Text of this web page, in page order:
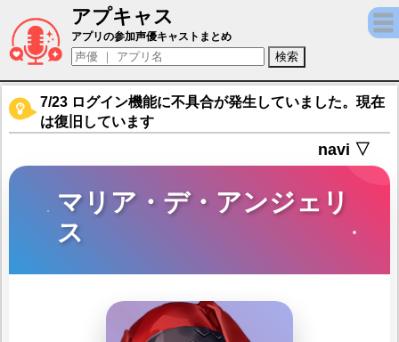
アプキャス
マリア・デ・アンジェリス（声優：亜月優
アプリの参加声優キャストまとめ
7/23 ログイン機能に不具合が発生していました。現在
は復旧しています
navi ▽
マリア・デ・アンジェリ
ス